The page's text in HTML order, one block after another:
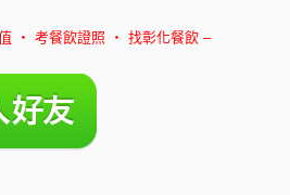
‧ 考餐飲證照 ‧ 找彰化餐飲 –